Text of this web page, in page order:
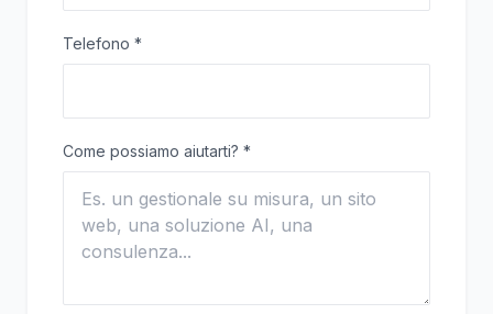
Telefono *
Come possiamo aiutarti? *